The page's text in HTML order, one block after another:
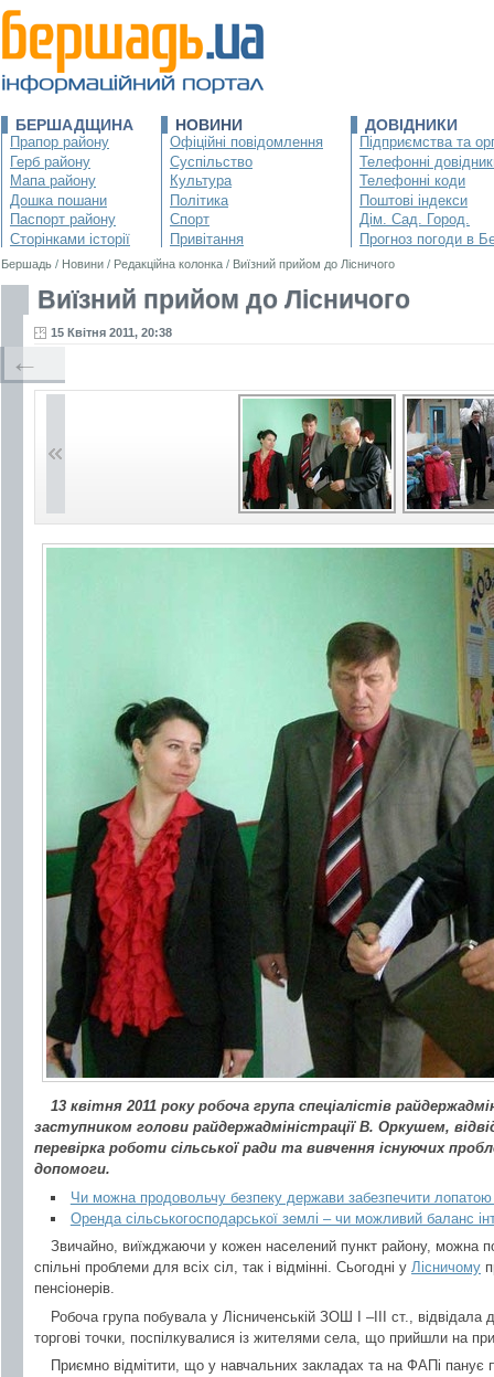
БЕРШАДЩИНА
Прапор району
Герб району
Мапа району
Дошка пошани
Паспорт району
Сторінками історії
НОВИНИ
Офіційні повідомлення
Суспільство
Культура
Політика
Спорт
Привітання
ДОВІДНИКИ
Підприємства та
Телефонні
Телефонні коди
Поштові індекси
Дім. Сад. Город.
Прогноз погоди в
Бершадь / Новини / Редакційна колонка / Виїзний прийом до Лісничого
Виїзний прийом до Лісничого
15 Квітня 2011, 20:38
13 квітня 2011 року робоча група спеціалістів
заступником голови райдержадміністрації В. Оркушем,
перевірка роботи сільської ради та вивчення існуючих
допомоги.
Чи можна продовольчу безпеку держави забезпечити
Оренда сільськогосподарської землі – чи можливий баланс
Звичайно, виїжджаючи у кожен населений пункт району, можна
спільні проблеми для всіх сіл, так і відмінні. Сьогодні у Лісничому
пенсіонерів.
Робоча група побувала у Лісниченській ЗОШ І –ІІІ ст.,
торгові точки, поспілкувалися із жителями села, що прийшли на
Приємно відмітити, що у навчальних закладах та на ФАПі панує
←